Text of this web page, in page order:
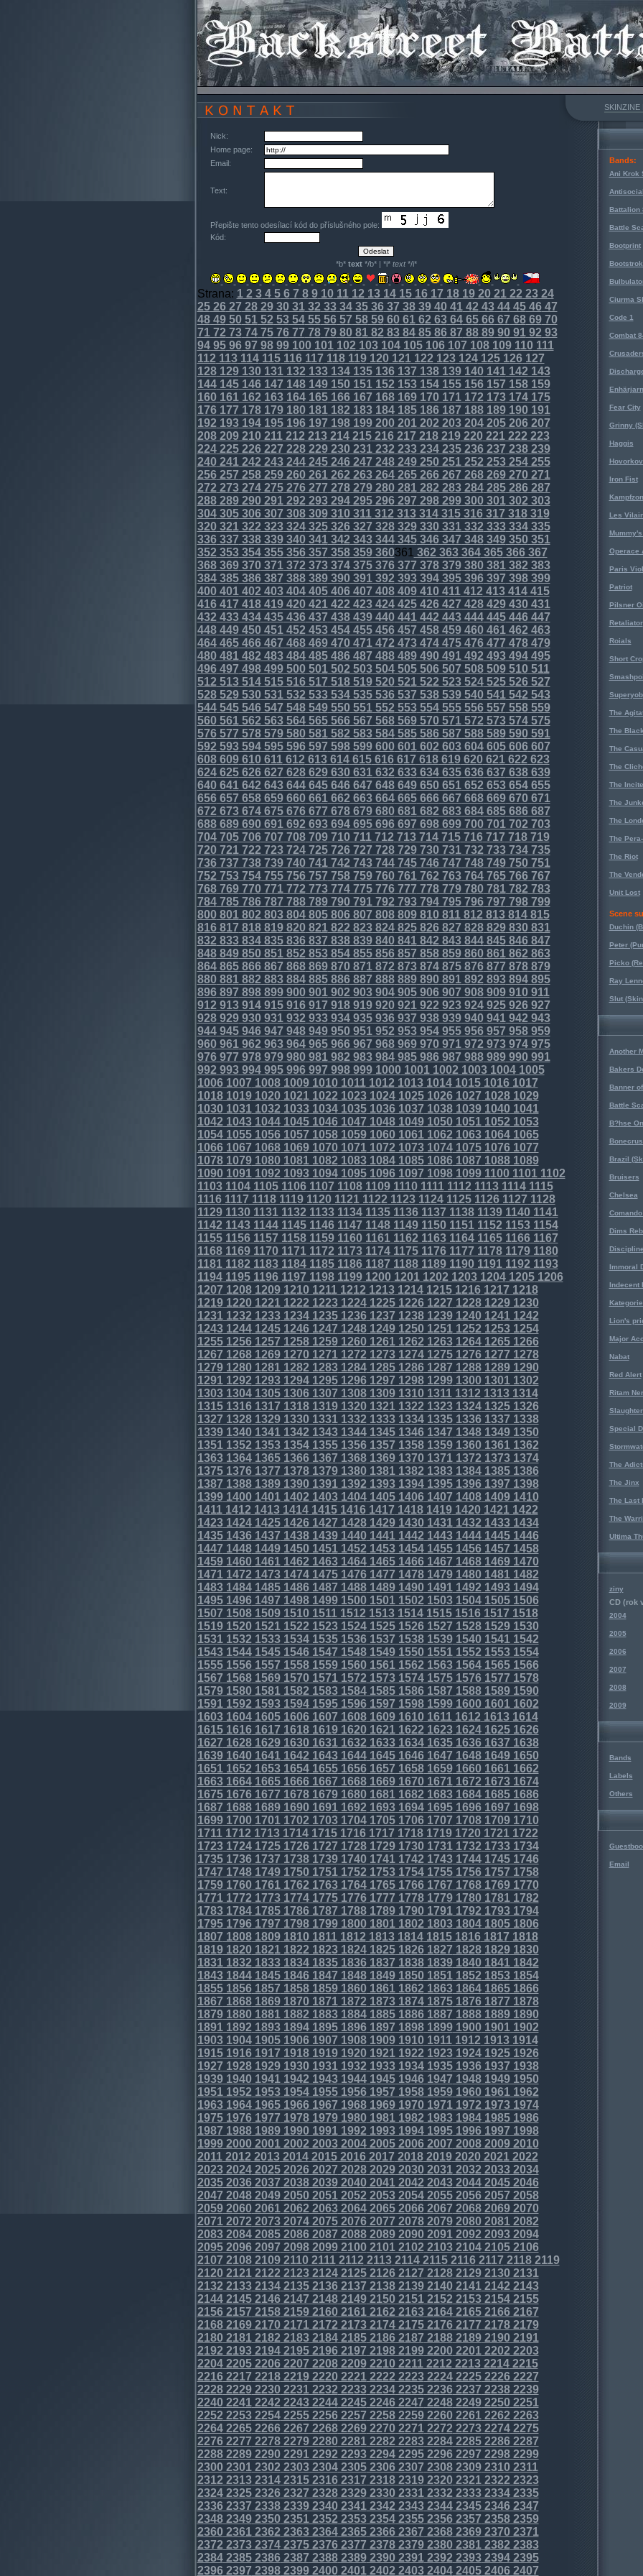
SKINZINE
Nick:
Home page:
Email:
Text:
Přepište tento odesílací kód do příslušného pole:
Kód:
*b* text*/b* | *i* text*/i*
Strana: 12 34567 89101112 1314151617 1819202122 2324
252627 2829303132 3334353637 3839404142 4344454647
4849505152 5354555657 5859606162 6364656667 686970
7172 7374757677 7879808182 8384858687 8889909192 93
94959697 9899100101102 103104105106107 108109110111
112 113114115116117 118119120121122 123124125126127
128129130131132 133134135136137 138139140141142 143
144145146147 148149150151152 153154155156157 158159
160161162 163164165166167 168169170171172 173174175
176177 178179180181182 183184185186187 188189190191
192 193194195196197 198199200201202 203204205206207
208209210211212 213214215216217 218219220221222 223
224225226227 228229230231232 233234235236237 238239
240241242 243244245246247 248249250251252 253254255
256257 258259260261262 263264265266267 268269270271
272 273274275276277 278279280281282 283284285286287
288289290291292 293294295296297 298299300301302 303
304305306307 308309310311312 313314315316317 318319
320321322 323324325326327 328329330331332 333334335
336337 338339340341342 343344345346347 348349350351
352 353354355356357 358359360361 362 363364365366367
368369370371372 373374375376377 378379380381382 383
384385386387 388389390391392 393394395396397 398399
400401402 403404405406407 408409410411412 413414415
416417 418419420421422 423424425426427 428429430431
432 433434435436437 438439440441442 443444445446447
448449450451452 453454455456457 458459460461462 463
464465466467 468469470471472 473474475476477 478479
480481482 483484485486487 488489490491492 493494495
496497 498499500501502 503504505506507 508509510511
512 513514515516517 518519520521522 523524525526527
528529530531532 533534535536537 538539540541542 543
544545546547 548549550551552 553554555556557 558559
560561562 563564565566567 568569570571572 573574575
576577 578579580581582 583584585586587 588589590591
592 593594595596597 598599600601602 603604605606607
608609610611612 613614615616617 618619620621622 623
624625626627 628629630631632 633634635636637 638639
640641642 643644645646647 648649650651652 653654655
656657 658659660661662 663664665666667 668669670671
672 673674675676677 678679680681682 683684685686687
688689690691692 693694695696697 698699700701702 703
704705706707 708709710711712 713714715716717 718719
720721722 723724725726727 728729730731732 733734735
736737 738739740741742 743744745746747 748749750751
752 753754755756757 758759760761762 763764765766767
768769770771772 773774775776777 778779780781782 783
784785786787 788789790791792 793794795796797 798799
800801802 803804805806807 808809810811812 813814815
816817 818819820821822 823824825826827 828829830831
832 833834835836837 838839840841842 843844845846847
848849850851852 853854855856857 858859860861862 863
864865866867 868869870871872 873874875876877 878879
880881882 883884885886887 888889890891892 893894895
896897 898899900901902 903904905906907 908909910911
912 913914915916917 918919920921922 923924925926927
928929930931932 933934935936937 938939940941942 943
944945946947 948949950951952 953954955956957 958959
960961962 963964965966967 968969970971972 973974975
976977 978979980981982 983984985986987 988989990991
992 993994995996997 998999100010011002 100310041005
10061007 10081009101010111012 10131014101510161017
10181019102010211022 10231024102510261027 10281029
103010311032 10331034103510361037 1038103910401041
1042 10431044104510461047 10481049105010511052 1053
1054105510561057 10581059106010611062 106310641065
10661067 10681069107010711072 10731074107510761077
10781079108010811082 10831084108510861087 10881089
109010911092 10931094109510961097 10981099110011011102
11031104110511061107 11081109111011111112 111311141115
11161117 11181119112011211122 11231124112511261127 1128
1129113011311132 11331134113511361137 1138113911401141
1142 11431144114511461147 11481149115011511152 11531154
115511561157 11581159116011611162 11631164116511661167
11681169117011711172 11731174117511761177 117811791180
11811182 11831184118511861187 11881189119011911192 1193
1194119511961197 11981199120012011202 1203120412051206
1207 12081209121012111212 12131214121512161217 1218
1219122012211222 12231224122512261227 122812291230
12311232 12331234123512361237 12381239124012411242
12431244124512461247 12481249125012511252 12531254
125512561257 12581259126012611262 1263126412651266
1267 12681269127012711272 12731274127512761277 1278
1279128012811282 12831284128512861287 128812891290
12911292 12931294129512961297 12981299130013011302
13031304130513061307 13081309131013111312 13131314
131513161317 13181319132013211322 1323132413251326
1327 13281329133013311332 13331334133513361337 1338
1339134013411342 13431344134513461347 134813491350
13511352 13531354135513561357 13581359136013611362
13631364136513661367 13681369137013711372 13731374
137513761377 13781379138013811382 1383138413851386
1387 13881389139013911392 13931394139513961397 1398
1399140014011402 14031404140514061407 140814091410
14111412 14131414141514161417 14181419142014211422
14231424142514261427 14281429143014311432 14331434
143514361437 14381439144014411442 1443144414451446
1447 14481449145014511452 14531454145514561457 1458
1459146014611462 14631464146514661467 146814691470
14711472 14731474147514761477 14781479148014811482
14831484148514861487 14881489149014911492 14931494
149514961497 14981499150015011502 1503150415051506
1507 15081509151015111512 15131514151515161517 1518
1519152015211522 15231524152515261527 152815291530
15311532 15331534153515361537 15381539154015411542
15431544154515461547 15481549155015511552 15531554
155515561557 15581559156015611562 1563156415651566
1567 15681569157015711572 15731574157515761577 1578
1579158015811582 15831584158515861587 158815891590
15911592 15931594159515961597 15981599160016011602
16031604160516061607 16081609161016111612 16131614
161516161617 16181619162016211622 1623162416251626
1627 16281629163016311632 16331634163516361637 1638
1639164016411642 16431644164516461647 164816491650
16511652 16531654165516561657 16581659166016611662
16631664166516661667 16681669167016711672 16731674
167516761677 16781679168016811682 1683168416851686
1687 16881689169016911692 16931694169516961697 1698
1699170017011702 17031704170517061707 170817091710
17111712 17131714171517161717 17181719172017211722
17231724172517261727 17281729173017311732 17331734
173517361737 17381739174017411742 1743174417451746
1747 17481749175017511752 17531754175517561757 1758
1759176017611762 17631764176517661767 176817691770
17711772 17731774177517761777 17781779178017811782
17831784178517861787 17881789179017911792 17931794
179517961797 17981799180018011802 1803180418051806
1807 18081809181018111812 18131814181518161817 1818
1819182018211822 18231824182518261827 182818291830
18311832 18331834183518361837 18381839184018411842
18431844184518461847 18481849185018511852 18531854
185518561857 18581859186018611862 1863186418651866
1867 18681869187018711872 18731874187518761877 1878
1879188018811882 18831884188518861887 188818891890
18911892 18931894189518961897 18981899190019011902
19031904190519061907 19081909191019111912 19131914
191519161917 19181919192019211922 1923192419251926
1927 19281929193019311932 19331934193519361937 1938
1939194019411942 19431944194519461947 194819491950
19511952 19531954195519561957 19581959196019611962
19631964196519661967 19681969197019711972 19731974
197519761977 19781979198019811982 1983198419851986
1987 19881989199019911992 19931994199519961997 1998
1999200020012002 20032004200520062007 200820092010
20112012 20132014201520162017 20182019202020212022
20232024202520262027 20282029203020312032 20332034
203520362037 20382039204020412042 2043204420452046
2047 20482049205020512052 20532054205520562057 2058
2059206020612062 20632064206520662067 206820692070
20712072 20732074207520762077 20782079208020812082
20832084208520862087 20882089209020912092 20932094
209520962097 20982099210021012102 2103210421052106
2107 21082109211021112112 21132114211521162117 21182119
212021212122 21232124212521262127 2128212921302131
2132 21332134213521362137 21382139214021412142 2143
2144214521462147 21482149215021512152 215321542155
21562157 21582159216021612162 21632164216521662167
21682169217021712172 21732174217521762177 21782179
218021812182 21832184218521862187 2188218921902191
2192 21932194219521962197 21982199220022012202 2203
2204220522062207 22082209221022112212 221322142215
22162217 22182219222022212222 22232224222522262227
22282229223022312232 22332234223522362237 22382239
224022412242 22432244224522462247 2248224922502251
2252 22532254225522562257 22582259226022612262 2263
2264226522662267 22682269227022712272 227322742275
22762277 22782279228022812282 22832284228522862287
22882289229022912292 22932294229522962297 22982299
230023012302 23032304230523062307 2308230923102311
2312 23132314231523162317 23182319232023212322 2323
2324232523262327 23282329233023312332 233323342335
23362337 23382339234023412342 23432344234523462347
23482349235023512352 23532354235523562357 23582359
236023612362 23632364236523662367 2368236923702371
2372 23732374237523762377 23782379238023812382 2383
2384238523862387 23882389239023912392 239323942395
23962397 23982399240024012402 24032404240524062407
Bands:
Ani Krok
Battalion
Battle
Bootprint
Ciurma
Code 1
Combat
Fear City
Grinny
Haggis
Iron Fist
Les
Operace
Paris
Patriot
Pilsner
Retaliator
Roials
Short
Superyob
The
The
The
The
The
The
The
The
The Riot
The
Unit Lost
Scene
Duchin
Peter
Picko
Ray
Slut
Another
Bakers
Banner
Battle
B?hse
Brazil
Bruisers
Chelsea
Dims
Immoral
Indecent
Lion's
Major
Nabat
Red Alert
Ritam
Special
The
The Jinx
The Last
The
Ultima
ziny
CD (rok
2004
2005
2006
2007
2008
2009
Bands
Labels
Others
Email